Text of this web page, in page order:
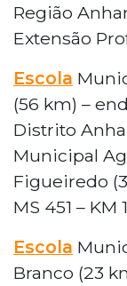
Região
Extensão
Escola
(56 km) –
Distrito
Municipal
Figueiredo
MS 451 – KM
Escola
Branco (23